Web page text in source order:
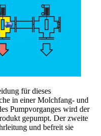
für dieses
in einer Molchfang- und
Pumpvorganges wird der
gepumpt. Der zweite
und befreit sie